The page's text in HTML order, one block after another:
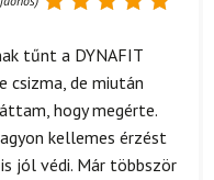
5 / 5
tűnt a DYNAFIT
csizma, de miután
hogy megérte.
kellemes érzést
jól védi. Már többször